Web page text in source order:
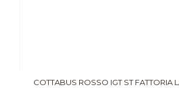
COTTABUS ROSSO IGT ST FATTORIA